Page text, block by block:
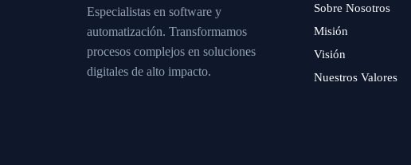
Especialistas en software y
automatización. Transformamos
procesos complejos en soluciones
digitales de alto impacto.
Sobre Nosotros
Misión
Visión
Nuestros Valores